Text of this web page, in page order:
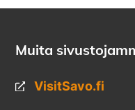
Muita
VisitSavo.fi